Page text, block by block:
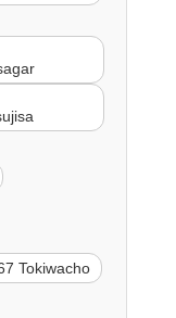
Tokiwacho